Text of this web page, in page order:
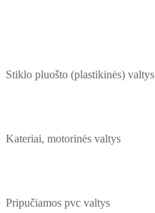
Stiklo pluošto (plastikinės) valtys
Kateriai, motorinės valtys
Pripučiamos pvc valtys